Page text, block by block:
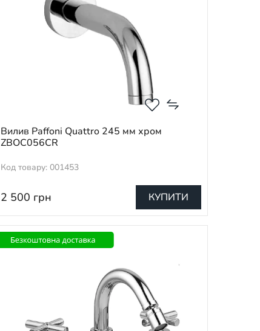
Вилив Paffoni Quattro 245 мм хром
ZBOC056CR
Код товару: 001453
2 500 грн КУПИТИ